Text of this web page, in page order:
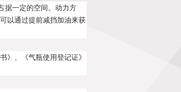
据一定的空间。动力方
以通过提前减挡加油来获
》、《气瓶使用登记证》